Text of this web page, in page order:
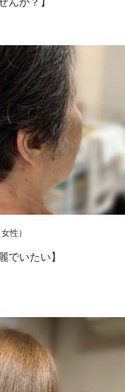
性）
でいたい】